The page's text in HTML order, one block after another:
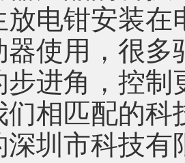
电钳安装
使用，很
进角，控
相匹配的
圳市科技